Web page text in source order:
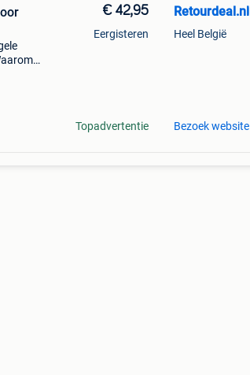
€ 42,95
Eergisteren
Topadvertentie
Retourdeal.nl
Heel België
Bezoek website